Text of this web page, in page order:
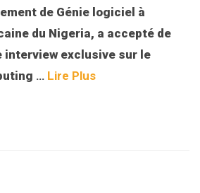
de Génie logiciel à
du Nigeria, a accepté de
interview exclusive sur le
… Lire Plus